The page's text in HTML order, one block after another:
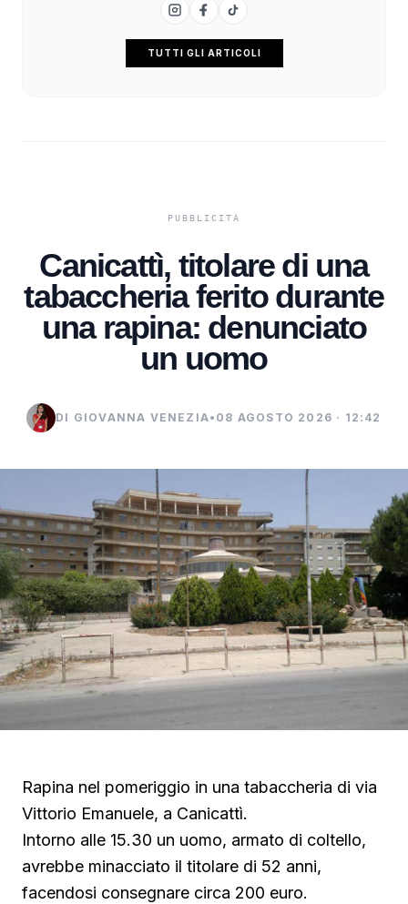
TUTTI GLI ARTICOLI
Canicattì, titolare di una
tabaccheria ferito durante
una rapina: denunciato
un uomo
DI GIOVANNA VENEZIA• 08 AGOSTO 2026 · 12:42
Rapina nel pomeriggio in una tabaccheria di via
Vittorio Emanuele, a Canicattì.
Intorno alle 15.30 un uomo, armato di coltello,
avrebbe minacciato il titolare di 52 anni,
facendosi consegnare circa 200 euro.